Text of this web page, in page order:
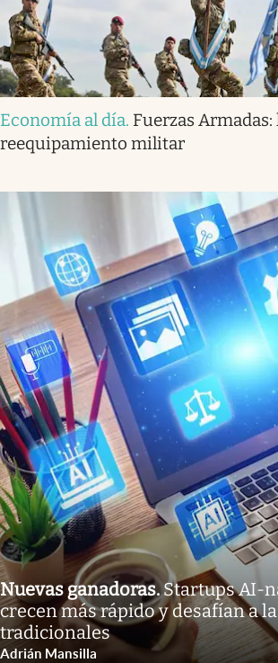
Economía al día. Fuerzas Armadas:
reequipamiento militar
Nuevas ganadoras.Startups AI-
crecen más rápido y desafían a
tradicionales
Adrián Mansilla